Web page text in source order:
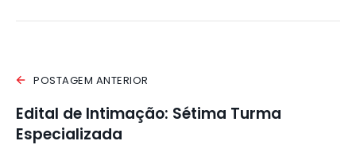
POSTAGEM ANTERIOR
Edital de Intimação: Sétima Turma
Especializada